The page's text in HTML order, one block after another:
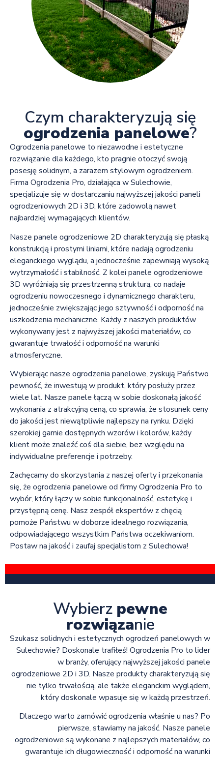
Czym charakteryzują się
ogrodzenia panelowe?
Ogrodzenia panelowe to niezawodne i estetyczne
rozwiązanie dla każdego, kto pragnie otoczyć swoją
posesję solidnym, a zarazem stylowym ogrodzeniem.
Firma Ogrodzenia Pro, działająca w Sulechowie,
specjalizuje się w dostarczaniu najwyższej jakości paneli
ogrodzeniowych 2D i 3D, które zadowolą nawet
najbardziej wymagających klientów.
Nasze panele ogrodzeniowe 2D charakteryzują się płaską
konstrukcją i prostymi liniami, które nadają ogrodzeniu
eleganckiego wyglądu, a jednocześnie zapewniają wysoką
wytrzymałość i stabilność. Z kolei panele ogrodzeniowe
3D wyróżniają się przestrzenną strukturą, co nadaje
ogrodzeniu nowoczesnego i dynamicznego charakteru,
jednocześnie zwiększając jego sztywność i odporność na
uszkodzenia mechaniczne. Każdy z naszych produktów
wykonywany jest z najwyższej jakości materiałów, co
gwarantuje trwałość i odporność na warunki
atmosferyczne.
Wybierając nasze ogrodzenia panelowe, zyskują Państwo
pewność, że inwestują w produkt, który posłuży przez
wiele lat. Nasze panele łączą w sobie doskonałą jakość
wykonania z atrakcyjną ceną, co sprawia, że stosunek ceny
do jakości jest niewątpliwie najlepszy na rynku. Dzięki
szerokiej gamie dostępnych wzorów i kolorów, każdy
klient może znaleźć coś dla siebie, bez względu na
indywidualne preferencje i potrzeby.
Zachęcamy do skorzystania z naszej oferty i przekonania
się, że ogrodzenia panelowe od firmy Ogrodzenia Pro to
wybór, który łączy w sobie funkcjonalność, estetykę i
przystępną cenę. Nasz zespół ekspertów z chęcią
pomoże Państwu w doborze idealnego rozwiązania,
odpowiadającego wszystkim Państwa oczekiwaniom.
Postaw na jakość i zaufaj specjalistom z Sulechowa!
Wybierz pewne
rozwiązanie
Szukasz solidnych i estetycznych ogrodzeń panelowych w
Sulechowie? Doskonale trafiłeś! Ogrodzenia Pro to lider
w branży, oferujący najwyższej jakości panele
ogrodzeniowe 2D i 3D. Nasze produkty charakteryzują się
nie tylko trwałością, ale także eleganckim wyglądem,
który doskonale wpasuje się w każdą przestrzeń.
Dlaczego warto zamówić ogrodzenia właśnie u nas? Po
pierwsze, stawiamy na jakość. Nasze panele
ogrodzeniowe są wykonane z najlepszych materiałów, co
gwarantuje ich długowieczność i odporność na warunki